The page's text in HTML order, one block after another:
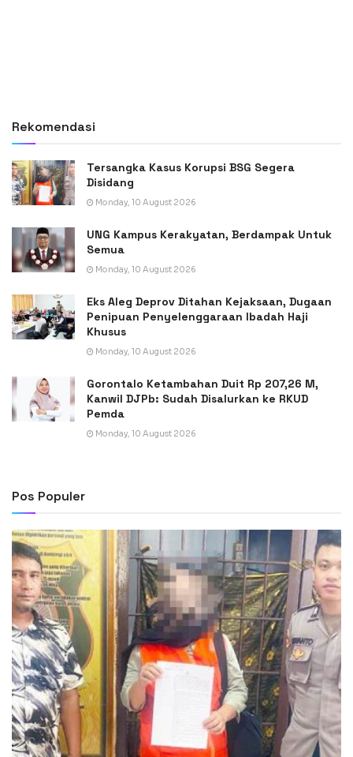
Rekomendasi
Tersangka Kasus Korupsi BSG Segera
Disidang
Monday, 10 August 2026
UNG Kampus Kerakyatan, Berdampak Untuk
Semua
Monday, 10 August 2026
Eks Aleg Deprov Ditahan Kejaksaan, Dugaan
Penipuan Penyelenggaraan Ibadah Haji
Khusus
Monday, 10 August 2026
Gorontalo Ketambahan Duit Rp 207,26 M,
Kanwil DJPb: Sudah Disalurkan ke RKUD
Pemda
Monday, 10 August 2026
Pos Populer